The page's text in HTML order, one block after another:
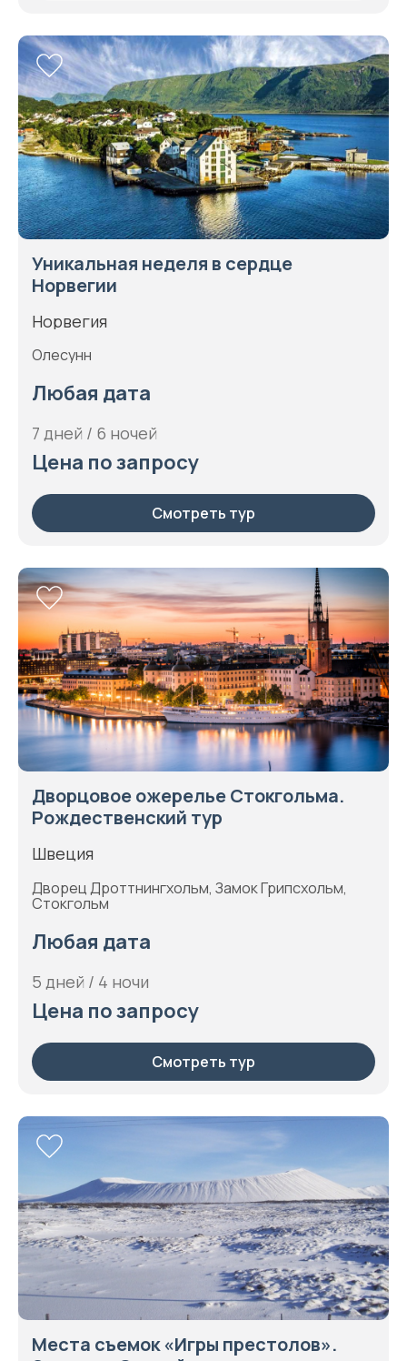
Уникальная неделя в сердце
Норвегии
Норвегия
Олесунн
Любая дата
7 дней / 6 ночей
Цена по запросу
Смотреть тур
Дворцовое ожерелье Стокгольма.
Рождественский тур
Швеция
Дворец Дроттнингхольм, Замок Грипсхольм,
Стокгольм
Любая дата
5 дней / 4 ночи
Цена по запросу
Смотреть тур
Места съемок «Игры престолов».